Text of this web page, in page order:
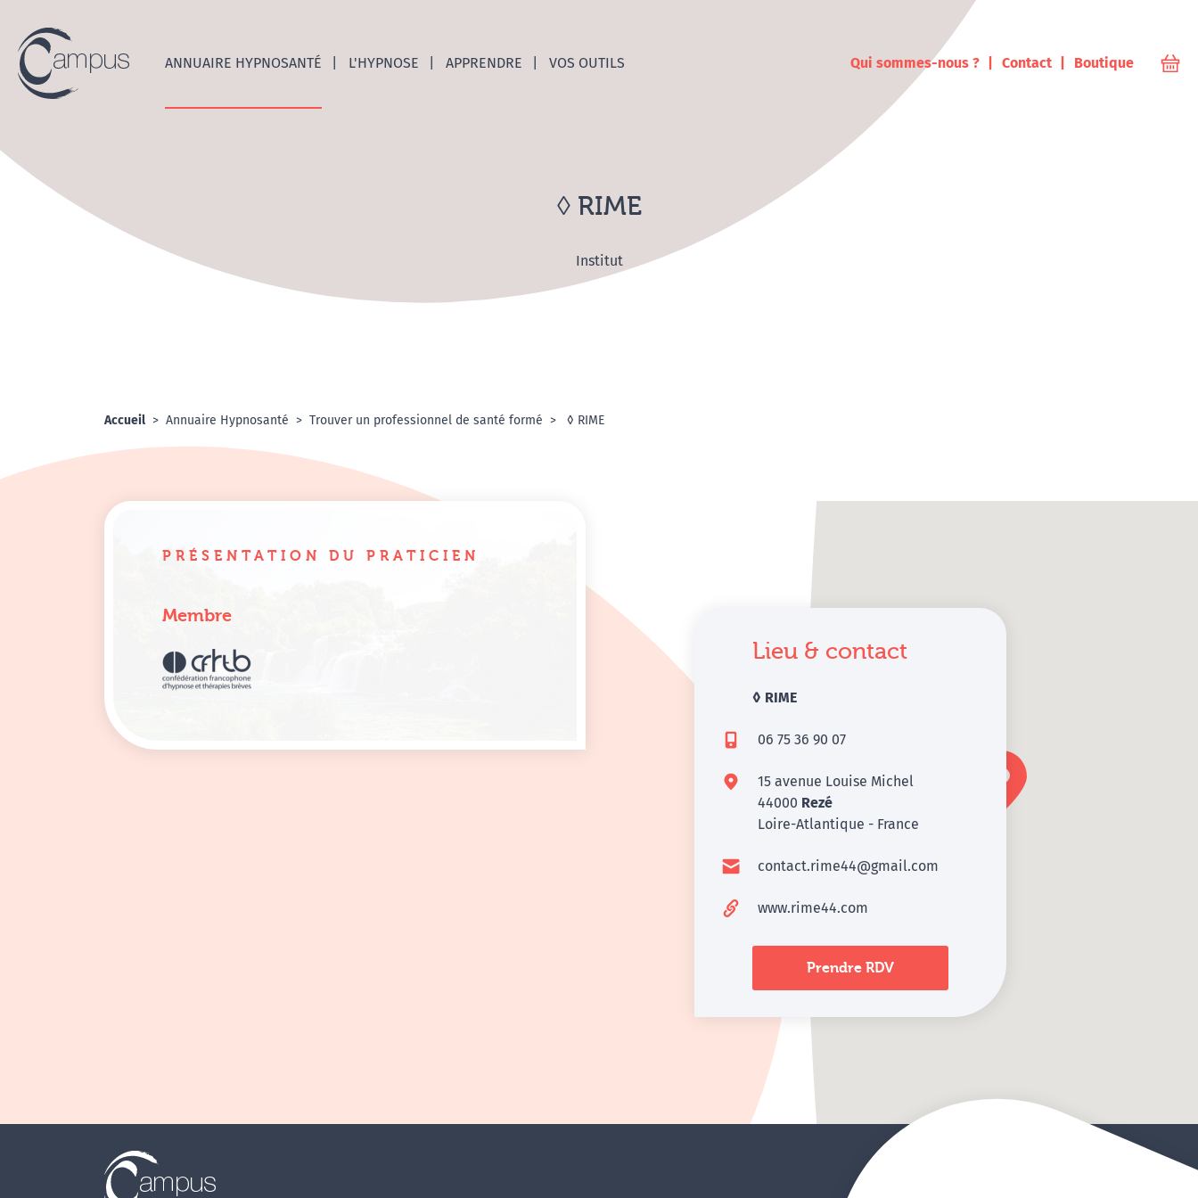
Emergences Campus
ANNUAIRE HYPNOSANTÉ L'HYPNOSE APPRENDRE VOS OUTILS Qui sommes-nous ? Contact Boutique
◊ RIME
Institut
Accueil Annuaire Hypnosanté Trouver un professionnel de santé formé ◊ RIME
PRÉSENTATION DU PRATICIEN
Membre
Lieu & contact
◊ RIME
06 75 36 90 07
15 avenue Louise Michel
44000 Rezé
Loire-Atlantique - France
contact.rime44@gmail.com
www.rime44.com
Prendre RDV